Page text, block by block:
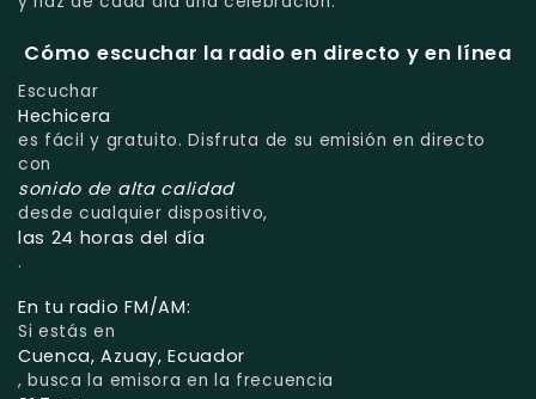
Cómo escuchar la radio en directo y en línea
Escuchar
Hechicera
es fácil y gratuito. Disfruta de su emisión en directo
con
sonido de alta calidad
desde cualquier dispositivo,
las 24 horas del día
.
En tu radio FM/AM:
Si estás en
Cuenca, Azuay, Ecuador
, busca la emisora en la frecuencia